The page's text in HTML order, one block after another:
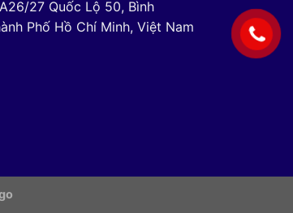
27 Quốc Lộ 50, Bình
Phố Hồ Chí Minh, Việt Nam